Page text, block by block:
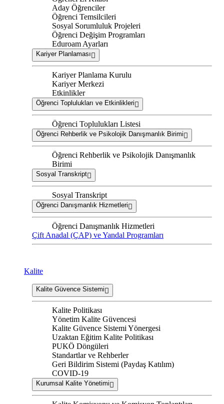
Aday Öğrenciler
Öğrenci Temsilcileri
Sosyal Sorumluluk Projeleri
Öğrenci Değişim Programları
Eduroam Ayarları
Kariyer Planlaması
Kariyer Planlama Kurulu
Kariyer Merkezi
Etkinlikler
Öğrenci Toplulukları ve Etkinlikleri
Öğrenci Toplulukları Listesi
Öğrenci Rehberlik ve Psikolojik Danışmanlık Birimi
Öğrenci Rehberlik ve Psikolojik Danışmanlık
Birimi
Sosyal Transkript
Sosyal Transkript
Öğrenci Danışmanlık Hizmetleri
Öğrenci Danışmanlık Hizmetleri
Çift Anadal (ÇAP) ve Yandal Programları
Kalite
Kalite Güvence Sistemi
Kalite Politikası
Yönetim Kalite Güvencesi
Kalite Güvence Sistemi Yönergesi
Uzaktan Eğitim Kalite Politikası
PUKÖ Döngüleri
Standartlar ve Rehberler
Geri Bildirim Sistemi (Paydaş Katılım)
COVID-19
Kurumsal Kalite Yönetimi